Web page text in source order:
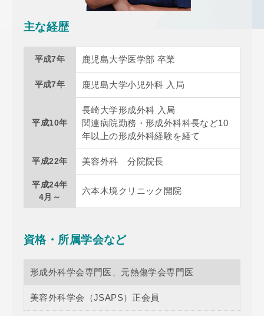
主な経歴
平成7年 鹿児島大学医学部 卒業
平成7年 鹿児島大学小児外科 入局
平成10年
長崎大学形成外科 入局
関連病院勤務・形成外科科長など10
年以上の形成外科経験を経て
平成22年 美容外科 分院院長
平成24年
4月～
六本木境クリニック開院
資格・所属学会など
形成外科学会専門医、元熱傷学会専門医
美容外科学会（JSAPS）正会員